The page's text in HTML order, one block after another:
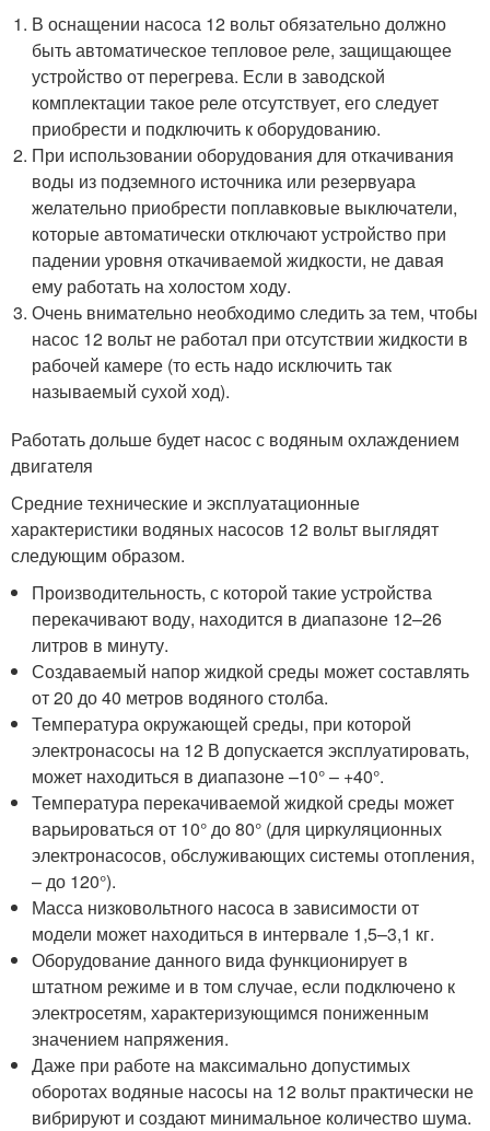
В оснащении насоса 12 вольт обязательно должно
быть автоматическое тепловое реле, защищающее
устройство от перегрева. Если в заводской
комплектации такое реле отсутствует, его следует
приобрести и подключить к оборудованию.
При использовании оборудования для откачивания
воды из подземного источника или резервуара
желательно приобрести поплавковые выключатели,
которые автоматически отключают устройство при
падении уровня откачиваемой жидкости, не давая
ему работать на холостом ходу.
Очень внимательно необходимо следить за тем, чтобы
насос 12 вольт не работал при отсутствии жидкости в
рабочей камере (то есть надо исключить так
называемый сухой ход).
Работать дольше будет насос с водяным охлаждением
двигателя
Средние технические и эксплуатационные
характеристики водяных насосов 12 вольт выглядят
следующим образом.
Производительность, с которой такие устройства
перекачивают воду, находится в диапазоне 12–26
литров в минуту.
Создаваемый напор жидкой среды может составлять
от 20 до 40 метров водяного столба.
Температура окружающей среды, при которой
электронасосы на 12 В допускается эксплуатировать,
может находиться в диапазоне –10° – +40°.
Температура перекачиваемой жидкой среды может
варьироваться от 10° до 80° (для циркуляционных
электронасосов, обслуживающих системы отопления,
– до 120°).
Масса низковольтного насоса в зависимости от
модели может находиться в интервале 1,5–3,1 кг.
Оборудование данного вида функционирует в
штатном режиме и в том случае, если подключено к
электросетям, характеризующимся пониженным
значением напряжения.
Даже при работе на максимально допустимых
оборотах водяные насосы на 12 вольт практически не
вибрируют и создают минимальное количество шума.